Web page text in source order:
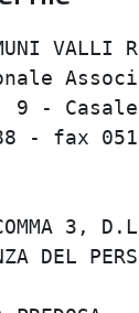
VALLI
-
- fax
3,
DEL